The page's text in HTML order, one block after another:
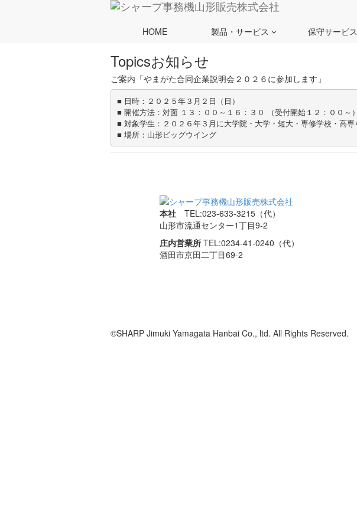
HOME 製品・サービス 保守サービス
ホーム
ご案内「やまがた合同企業説明会２０２６に参加します」
Topicsお知らせ
ご案内「やまがた合同企業説明会２０２６に参加します」
■ 場所：山形ビッグウイング
本社 TEL:023-633-3215（代）
山形市流通センター1丁目9-2
庄内営業所 TEL:0234-41-0240（代）
酒田市京田二丁目69-2
©SHARP Jimuki Yamagata Hanbai Co., ltd. All Rights Reserved.